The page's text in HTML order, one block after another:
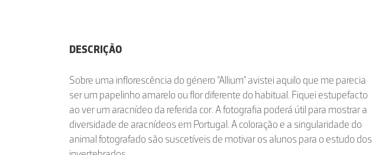
DESCRIÇÃO
Sobre uma inflorescência do género “Allium” avistei aquilo que me parecia
ser um papelinho amarelo ou flor diferente do habitual. Fiquei estupefacto
ao ver um aracnídeo da referida cor. A fotografia poderá útil para mostrar a
diversidade de aracnídeos em Portugal. A coloração e a singularidade do
animal fotografado são suscetíveis de motivar os alunos para o estudo dos